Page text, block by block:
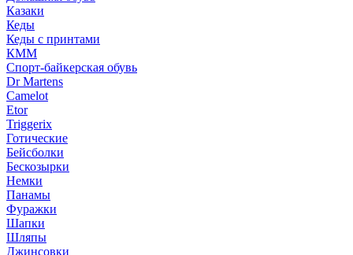
Казаки
Кеды
Кеды с принтами
КММ
Спорт-байкерская обувь
Dr Martens
Camelot
Etor
Triggerix
Готические
Бейсболки
Бескозырки
Немки
Панамы
Фуражки
Шапки
Шляпы
Джинсовки